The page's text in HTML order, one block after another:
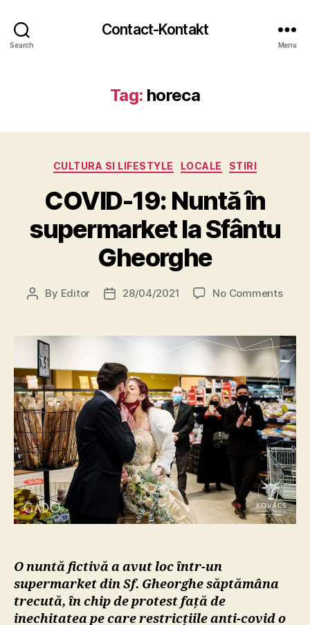
Search
Contact-Kontakt
Menu
Tag: horeca
Categories
CULTURA SI LIFESTYLE LOCALE STIRI
COVID-19: Nuntă în
supermarket la Sfântu
Gheorghe
Post
By Editor
Post28/04/2021 No Commentson
în
la
O nuntă fictivă a avut loc într-un
supermarket din Sf. Gheorghe săptămâna
trecută, în chip de protest față de
inechitatea pe care restricțiile anti-covid o